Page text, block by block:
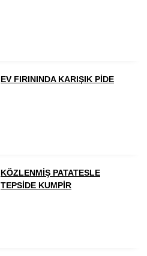
EV FIRININDA KARIŞIK PİDE
KÖZLENMİŞ PATATESLE
TEPSİDE KUMPİR